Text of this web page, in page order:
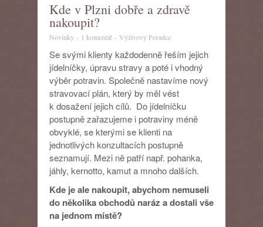
Kde v Plzni dobře a zdravě
nakoupit?
Novinky - 1 komentářu
s
názvem
Kde
v
Plzni
dobře
a
zdravě
nakoupit?
- Výživový Poradce
Se svými klienty každodenně řeším jejich
jídelníčky, úpravu stravy a poté i vhodný
výběr potravin. Společně nastavíme nový
stravovací plán, který by měl vést
k dosažení jejich cílů. Do jídelníčku
postupně zařazujeme i potraviny méně
obvyklé, se kterými se klienti na
jednotlivých konzultacích postupně
seznamují. Mezi ně patří např. pohanka,
jáhly, kernotto, kamut a mnoho dalších.
Kde je ale nakoupit, abychom nemuseli
do několika obchodů naráz a dostali vše
na jednom místě?